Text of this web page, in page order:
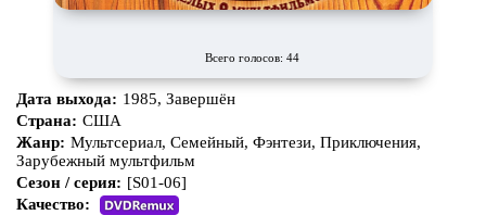
Всего голосов: 44
Дата выхода: 1985, Завершён
Страна: США
Жанр: Мультсериал, Семейный, Фэнтези, Приключения,
Зарубежный мультфильм
Сезон / серия: [S01-06]
Качество: